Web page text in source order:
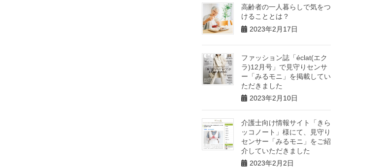
高齢者の一人暮らしで気をつ
けることとは？
2023年2月17日
ファッション誌「éclat(エク
ラ)12月号」で見守りセンサ
ー「みるモニ」を掲載してい
ただきました
2023年2月10日
介護士向け情報サイト「きら
ッコノート」様にて、見守り
センサー「みるモニ」をご紹
介していただきました
2023年2月2日